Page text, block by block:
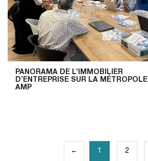
PANORAMA DE L’IMMOBILIER
D’ENTREPRISE SUR LA MÉTROPOLE
AMP
PAGINATION
DES← 1 2